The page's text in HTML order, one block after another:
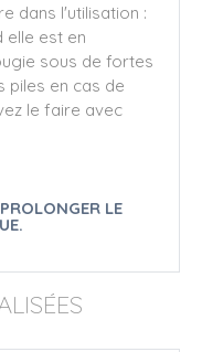
dans l'utilisation :
elle est en
sous de fortes
piles en cas de
le faire avec
LE